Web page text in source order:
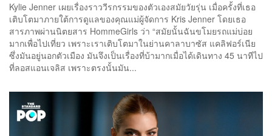
Kylie Jenner เผยเรื่องราววีรกรรมของตัวเองสมัยวัยรุ่น เมื่อครั้งที่เธอ
เติบโตมาภายใต้การดูแลของคุณแม่ผู้จัดการ Kris Jenner โดยเธอ
สารภาพผ่านนิตยสาร HommeGirls ว่า “สมัยนั้นฉันขโมยรถแม่บ่อย
มากเพื่อไปเที่ยว เพราะเราเติบโตมาในย่านคาลาบาซัส แคลิฟอร์เนีย
ซึ่งมันอยู่นอกตัวเมือง มันจึงเป็นเรื่องที่บ้ามากเมื่อได้เดินทาง 45 นาทีไป
ที่ลอสแอนเจลิส เพราะตรงนั้นมัน...